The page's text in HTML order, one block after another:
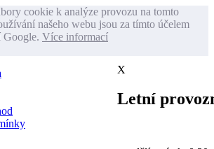
cookie k analýze provozu na tomto
našeho webu jsou za tímto účelem
Google. Více informací
X
Letní